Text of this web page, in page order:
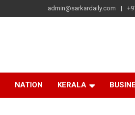
admin@sarkardaily.com
NATION KERALA